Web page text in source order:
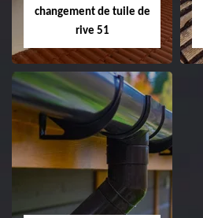
changement de tuile de
rive 51
Réparation et
changement de
tuile de rive 51